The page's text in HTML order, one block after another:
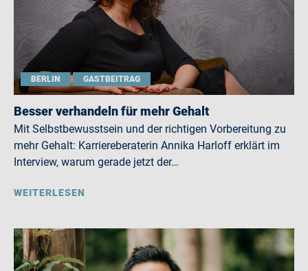
BERLIN GASTBEITRAG
Besser verhandeln für mehr Gehalt
Mit Selbstbewusstsein und der richtigen Vorbereitung zu
mehr Gehalt: Karriereberaterin Annika Harloff erklärt im
Interview, warum gerade jetzt der…
WEITERLESEN